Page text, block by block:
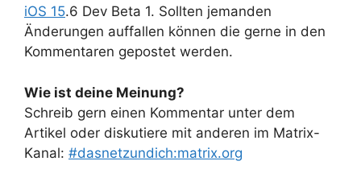
iOS 15.6 Dev Beta 1. Sollten jemanden
Änderungen auffallen können die gerne in den
Kommentaren gepostet werden.
Wie ist deine Meinung?
Schreib gern einen Kommentar unter dem
Artikel oder diskutiere mit anderen im Matrix-
Kanal: #dasnetzundich:matrix.org